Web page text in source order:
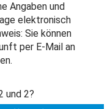
Angaben und
elektronisch
Sie können
per E-Mail an
und 2?